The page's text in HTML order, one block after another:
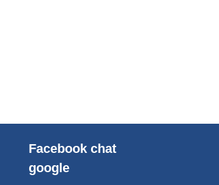
Facebook chat
google